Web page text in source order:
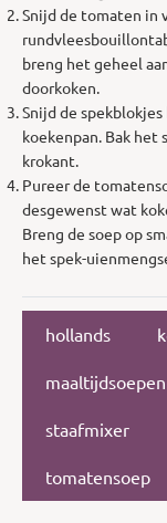
Snijd de tomaten in
breng het geheel
doorkoken.
Snijd de
koekenpan. Bak het
krokant.
Pureer de
desgewenst wat
Breng de soep op
het spek-
hollands
maaltijdsoepen
staafmixer
tomatensoep